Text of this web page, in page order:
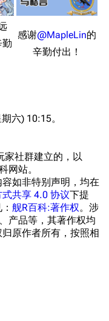
标
运营历史
参与画师
勤
感谢@MapleLin的
辛勤付出！
六) 10:15。
家社群建立的，以
网站。
如非特别声明，均在
共享 4.0 协议下提
舰R百科:著作权。涉
产品等，其著作权均
原作者所有，按照相